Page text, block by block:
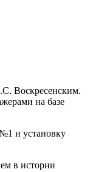
Воскресенским.
на базе
и установку
в истории